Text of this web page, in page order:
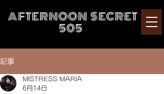
AFTERNOON SECRET
505
記事
MISTRESS MARIA
6月14日